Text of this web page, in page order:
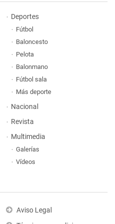
Deportes
Fútbol
Baloncesto
Pelota
Balonmano
Fútbol sala
Más deporte
Nacional
Revista
Multimedia
Galerías
Vídeos
Aviso Legal